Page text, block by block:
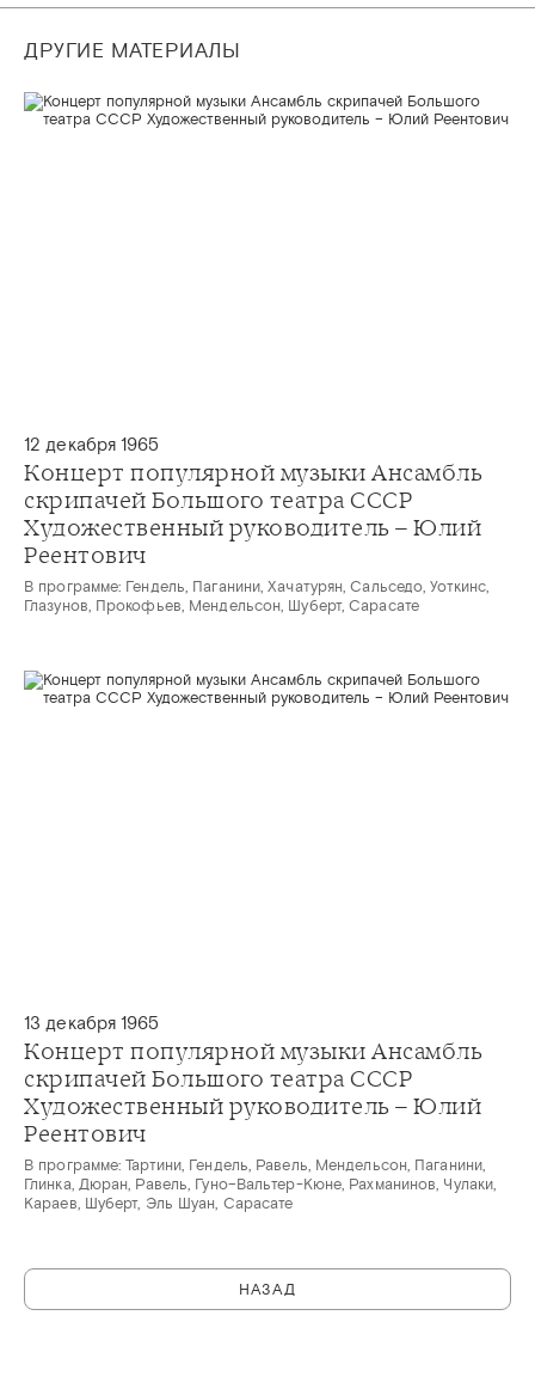
ДРУГИЕ МАТЕРИАЛЫ
12 декабря 1965
Концерт популярной музыки Ансамбль
скрипачей Большого театра СССР
Художественный руководитель – Юлий
Реентович
В программе: Гендель, Паганини, Хачатурян, Сальседо, Уоткинс,
Глазунов, Прокофьев, Мендельсон, Шуберт, Сарасате
13 декабря 1965
Концерт популярной музыки Ансамбль
скрипачей Большого театра СССР
Художественный руководитель – Юлий
Реентович
В программе: Тартини, Гендель, Равель, Мендельсон, Паганини,
Глинка, Дюран, Равель, Гуно–Вальтер-Кюне, Рахманинов, Чулаки,
Караев, Шуберт, Эль Шуан, Сарасате
НАЗАД